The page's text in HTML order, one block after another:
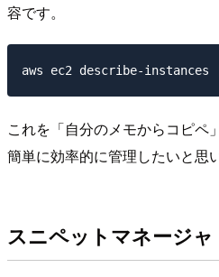
容です。
これを「自分のメモからコピペ
簡単に効率的に管理したいと思
スニペットマネージャ